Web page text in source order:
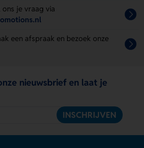
ons je vraag via
een afspraak en bezoek onze
nieuwsbrief en laat je
INSCHRIJVEN